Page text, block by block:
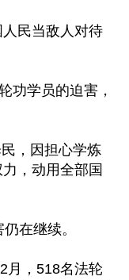
民当敌人对待
功学员的迫害，
，因担心学炼
，动用全部国
在继续。
月，518名法轮